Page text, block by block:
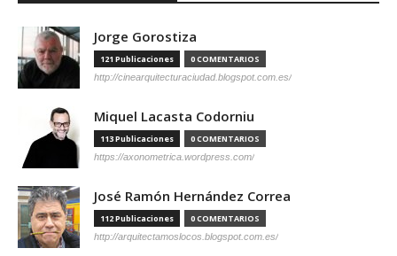
Jorge Gorostiza
121 Publicaciones 0 COMENTARIOS
http://cinearquitecturaciudad.blogspot.com.es/
Miquel Lacasta Codorniu
113 Publicaciones 0 COMENTARIOS
https://axonometrica.wordpress.com/
José Ramón Hernández Correa
112 Publicaciones 0 COMENTARIOS
http://arquitectamoslocos.blogspot.com.es/